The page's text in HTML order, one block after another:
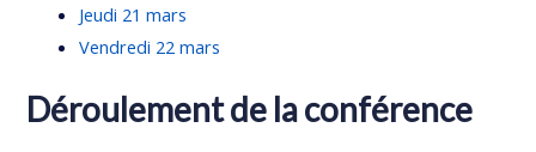
Jeudi 21 mars
Vendredi 22 mars
Déroulement de la conférence